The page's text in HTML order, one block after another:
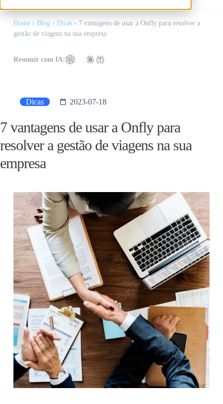
Home› Blog› Dicas› 7 vantagens de usar a Onfly para resolver a
gestão de viagens na sua empresa
Resumir com IA:
Dicas 2023-07-18
7 vantagens de usar a Onfly para
resolver a gestão de viagens na sua
empresa